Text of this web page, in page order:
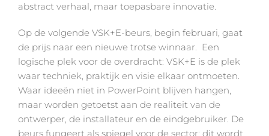
abstract verhaal, maar toepasbare innovatie.
Op de volgende VSK+E-beurs, begin februari, gaat
de prijs naar een nieuwe trotse winnaar. Een
logische plek voor de overdracht: VSK+E is de plek
waar techniek, praktijk en visie elkaar ontmoeten.
Waar ideeën niet in PowerPoint blijven hangen,
maar worden getoetst aan de realiteit van de
ontwerper, de installateur en de eindgebruiker. De
beurs fungeert als spiegel voor de sector: dit wordt